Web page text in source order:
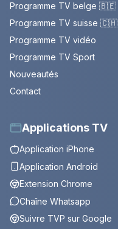
Programme TV belge 🇧🇪
Programme TV suisse 🇨🇭
Programme TV vidéo
Programme TV Sport
Nouveautés
Contact
Applications TV
Application iPhone
Application Android
Extension Chrome
Chaîne Whatsapp
Suivre TVP sur Google